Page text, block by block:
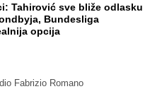
Tahirović sve bliže odlasku
Bundesliga
opcija
Fabrizio Romano